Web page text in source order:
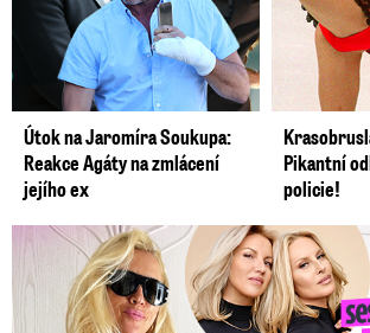
Útok na Jaromíra Soukupa:
Reakce Agáty na zmlácení
jejího ex
Pikantní
policie!
Krásná sestra Krainové bez emocí: Mám to za